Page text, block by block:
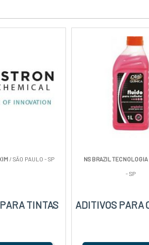
/ SÃO PAULO - SP
TINTAS
NS BRAZIL TECNOLOGIA
- SP
ADITIVOS PARA